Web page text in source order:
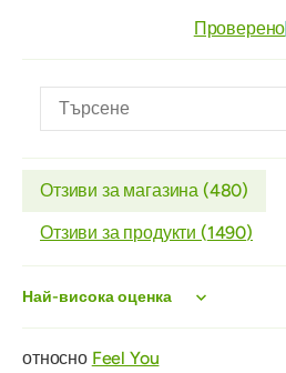
Проверено
Отзиви за магазина (480)
Отзиви за продукти (1490)
Sort by
Feel You